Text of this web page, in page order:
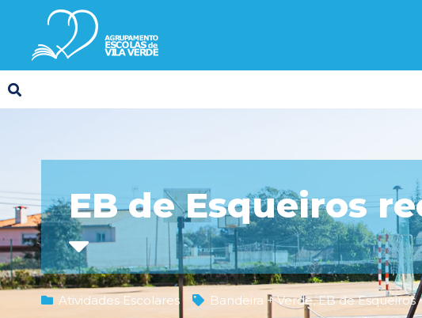
EB de Esqueiros
Atividades Escolares Bandeira + Verde,EB de Esqueiros